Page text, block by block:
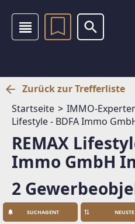
Zurück zur Trefferliste
Startseite
IMMO-
Lifestyle - BDFA Immo
REMAX
Immo GmbH
2
SUCHAGENT